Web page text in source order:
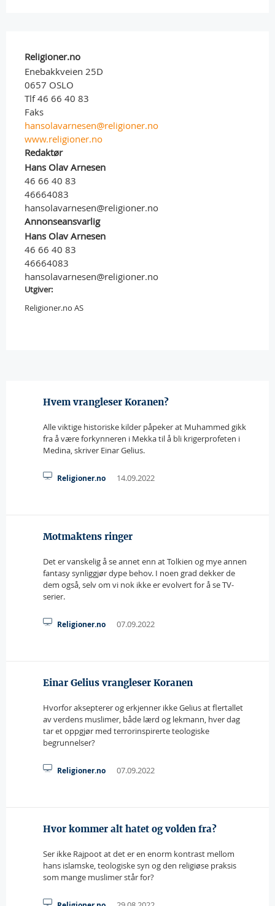
Religioner.no
Enebakkveien 25D
0657 OSLO
Tlf 46 66 40 83
Faks
hansolavarnesen@religioner.no
www.religioner.no
Redaktør
Hans Olav Arnesen
46 66 40 83
46664083
hansolavarnesen@religioner.no
Annonseansvarlig
Hans Olav Arnesen
46 66 40 83
46664083
hansolavarnesen@religioner.no
Utgiver:
Religioner.no AS
Hvem vrangleser Koranen?
Alle viktige historiske kilder påpeker at Muhammed gikk
fra å være forkynneren i Mekka til å bli krigerprofeten i
Medina, skriver Einar Gelius.
Religioner.no 14.09.2022
Motmaktens ringer
Det er vanskelig å se annet enn at Tolkien og mye annen
fantasy synliggjør dype behov. I noen grad dekker de
dem også, selv om vi nok ikke er evolvert for å se TV-
serier.
Religioner.no 07.09.2022
Einar Gelius vrangleser Koranen
Hvorfor aksepterer og erkjenner ikke Gelius at flertallet
av verdens muslimer, både lærd og lekmann, hver dag
tar et oppgjør med terrorinspirerte teologiske
begrunnelser?
Religioner.no 07.09.2022
Hvor kommer alt hatet og volden fra?
Ser ikke Rajpoot at det er en enorm kontrast mellom
hans islamske, teologiske syn og den religiøse praksis
som mange muslimer står for?